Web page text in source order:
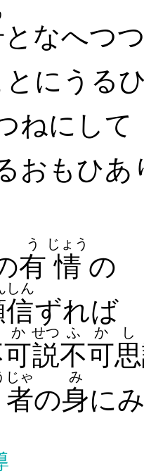
となへ​つ
とに​うる​
ねに​して
おもひ​あ
有
う
情
じょう
の
信
しん
ずれ​ば
か
説
せつ
不可
ふか
者
じゃ
の身
み
に​